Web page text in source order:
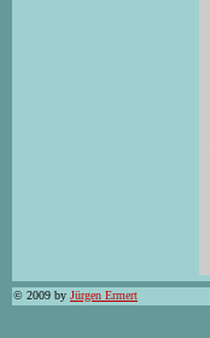
© 2009 by Jürgen Ermert